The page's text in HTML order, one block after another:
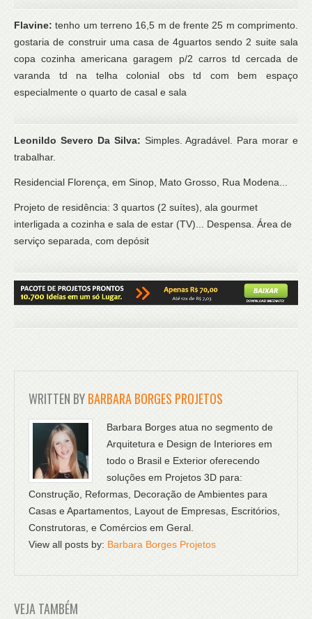
Flavine:tenho um terreno 16,5 m de frente 25 m comprimento.
gostaria de construir uma casa de 4guartos sendo 2 suite sala
copa cozinha americana garagem p/2 carros td cercada de
varanda td na telha colonial obs td com bem espaço
especialmente o quarto de casal e sala
Leonildo Severo Da Silva: Simples. Agradável. Para morar e
trabalhar.
Residencial Florença, em Sinop, Mato Grosso, Rua Modena...
Projeto de residência: 3 quartos (2 suítes), ala gourmet
interligada a cozinha e sala de estar (TV)... Despensa. Área de
serviço separada, com depósit
WRITTEN BYBARBARA BORGES PROJETOS
Barbara Borges atua no segmento de
Arquitetura e Design de Interiores em
todo o Brasil e Exterior oferecendo
soluções em Projetos 3D para:
Construção, Reformas, Decoração de Ambientes para
Casas e Apartamentos, Layout de Empresas, Escritórios,
Construtoras, e Comércios em Geral.
View all posts by: Barbara Borges Projetos
VEJA TAMBÉM